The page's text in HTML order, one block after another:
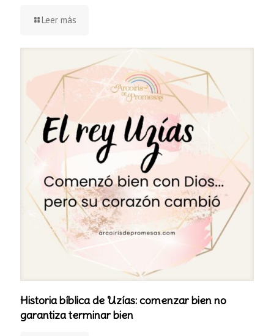
Leer más
Historia bíblica de Uzías: comenzar bien no
garantiza terminar bien